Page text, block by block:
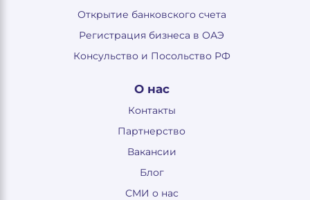
Открытие банковского счета
Регистрация бизнеса в ОАЭ
Консульство и Посольство РФ
О нас
Контакты
Партнерство
Вакансии
Блог
СМИ о нас